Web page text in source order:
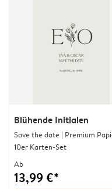
Blühende Initialen
Save the date | Premium
10er Karten-Set
Ab
13,99 €*